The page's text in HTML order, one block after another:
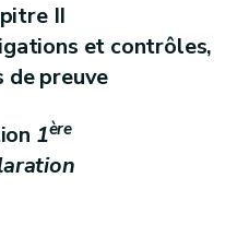
II
et contrôles,
de preuve
1ère